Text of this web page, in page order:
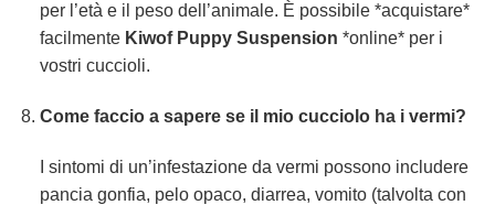
per l’età e il peso dell’animale. È possibile *acquistare*
facilmente Kiwof Puppy Suspension *online* per i
vostri cuccioli.
Come faccio a sapere se il mio cucciolo ha i vermi?
I sintomi di un’infestazione da vermi possono includere
pancia gonfia, pelo opaco, diarrea, vomito (talvolta con